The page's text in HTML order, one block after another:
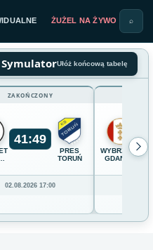
ŻUŻEL NA ŻYWO ⌕
SymulatorUłóż końcową tabelę
ZAKOŃCZONY
41:49
PRES
TORUŃ
02.08.2026 17:00
WYBRZEŻE
GDAŃSK
54